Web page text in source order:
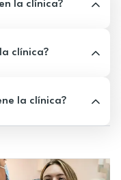
la clínica?
clínica?
la clínica?